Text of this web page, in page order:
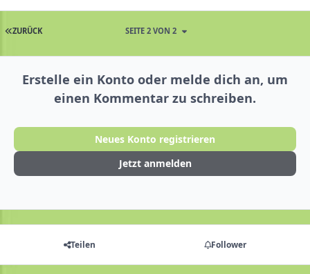
ZURÜCK SEITE 2 VON 2
Erstelle ein Konto oder melde dich an, um
einen Kommentar zu schreiben.
Neues Konto registrieren
Jetzt anmelden
Teilen Follower